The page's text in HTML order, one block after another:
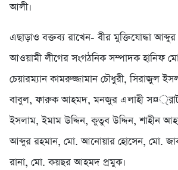
আলী।
এছাড়াও বক্তব্য রাখেন- বীর মুক্তিযোদ্ধা
আওয়ামী লীগের সংগঠনিক সম্পাদক হানিফ
চেয়ারম্যান কামরুজ্জামান চৌধুরী, সিরাজুল
বাবুল, ফারুক আহমদ, মনজুর এলাহী
ইসলাম, ইমাম উদ্দিন, কুতুব উদ্দিন, শাহীন
আব্দুর রহমান, মো. আনোয়ার হোসেন, মো.
রানা, মো. কয়ছর আহমদ প্রমুক।